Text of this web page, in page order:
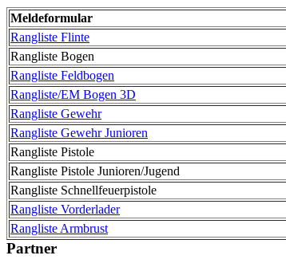
Meldeformular
Rangliste Flinte
Rangliste Bogen
Rangliste Feldbogen
Rangliste/EM Bogen 3D
Rangliste Gewehr
Rangliste Gewehr Junioren
Rangliste Pistole
Rangliste Pistole Junioren/Jugend
Rangliste Schnellfeuerpistole
Rangliste Vorderlader
Rangliste Armbrust
Partner